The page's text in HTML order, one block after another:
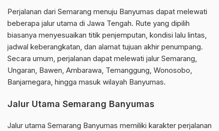
Perjalanan dari Semarang menuju Banyumas dapat melewati
beberapa jalur utama di Jawa Tengah. Rute yang dipilih
biasanya menyesuaikan titik penjemputan, kondisi lalu lintas,
jadwal keberangkatan, dan alamat tujuan akhir penumpang.
Secara umum, perjalanan dapat melewati jalur Semarang,
Ungaran, Bawen, Ambarawa, Temanggung, Wonosobo,
Banjarnegara, hingga masuk wilayah Banyumas.
Jalur Utama Semarang Banyumas
Jalur utama Semarang Banyumas memiliki karakter perjalanan